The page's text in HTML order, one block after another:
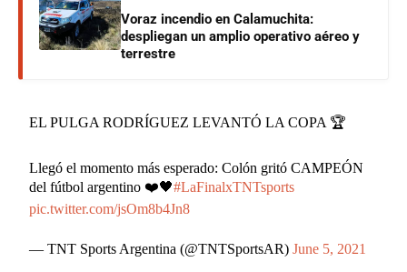
Voraz incendio en Calamuchita:
despliegan un amplio operativo aéreo y
terrestre
EL PULGA RODRÍGUEZ LEVANTÓ LA COPA 🏆
Llegó el momento más esperado: Colón gritó CAMPEÓN
del fútbol argentino ❤️🖤#LaFinalxTNTsports
pic.twitter.com/jsOm8b4Jn8
— TNT Sports Argentina (@TNTSportsAR)June 5, 2021